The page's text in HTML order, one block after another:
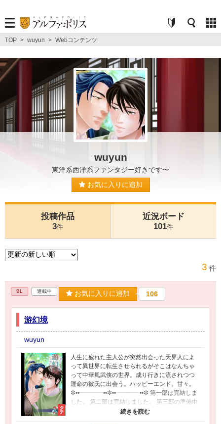
TOP > wuyun > Webコンテンツ
wuyun
東洋系西洋系ファンタジー好きです〜
お気に入りに追加
投稿作品
3件
近況ボード
101件
3 件
BL 連載中 お気に入りに追加 106
游幻境
wuyun
人生に疲れた主人公が突然出会った天界人によ
って異世界に転生させられるがそこはなんちゃ
って中華風武侠の世界。成り行きに流されつつ
運命の彼氏に出会う。ハッピーエンド。甘々。
✼••┈┈┈┈••✼••┈┈┈┈••✼ 第一部は完結しま
した。 第二部は完結しました。 第三部の準備中
です〜 ✼••┈┈┈┈••✼••┈┈┈┈••✼ この作品は